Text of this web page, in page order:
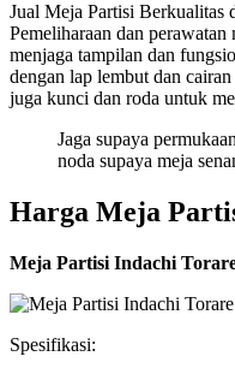
Jual Meja Partisi Berkualitas
Pemeliharaan dan
menjaga tampilan dan
dengan lap lembut dan
juga kunci dan roda untuk
Jaga supaya
noda supaya meja
Harga Meja
Meja Partisi Indachi
Spesifikasi: